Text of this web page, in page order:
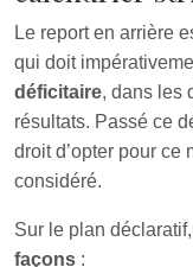
Le report en arrière
qui doit
déficitaire, dans les
résultats. Passé ce
droit d’opter pour ce
considéré.
Sur le plan déclaratif,
façons :